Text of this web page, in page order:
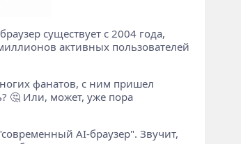
существует с 2004 года,
активных пользователей
фанатов, с ним пришел
🤔 Или, может, уже пора
AI-браузер". Звучит,